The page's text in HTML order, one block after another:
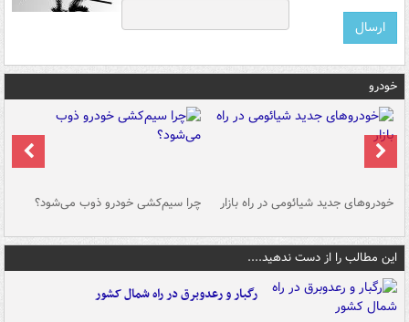
خودرو
خودروهای جدید شیائومی در راه بازار چرا سیم‌کشی خودرو ذوب می‌شود؟
این مطالب را از دست ندهید....
رگبار و رعدوبرق در راه شمال کشور